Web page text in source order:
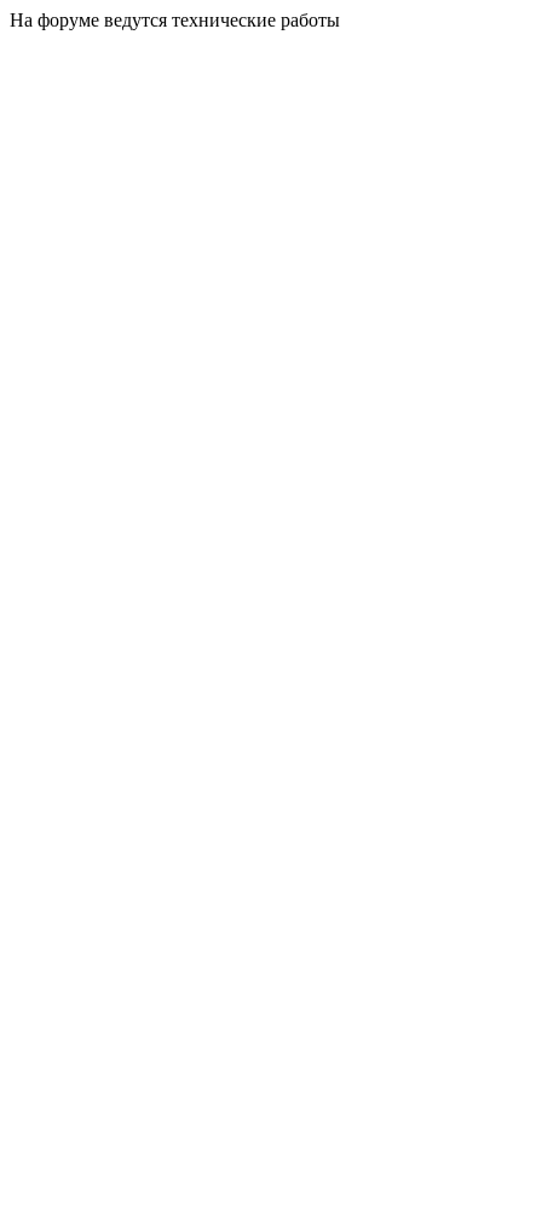
На форуме ведутся технические работы